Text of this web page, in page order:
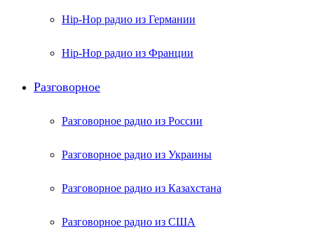
Hip-Hop радио из Германии
Hip-Hop радио из Франции
Разговорное
Разговорное радио из России
Разговорное радио из Украины
Разговорное радио из Казахстана
Разговорное радио из США